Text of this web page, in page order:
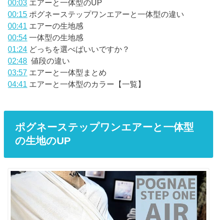
00:03 エアーと一体型のUP
00:15 ポグネーステップワンエアーと一体型の違い
00:41 エアーの生地感
00:54 一体型の生地感
01:24 どっちを選べばいいですか？
02:48 値段の違い
03:57 エアーと一体型まとめ
04:41 エアーと一体型のカラー【一覧】
ポグネーステップワンエアーと一体型
の生地のUP